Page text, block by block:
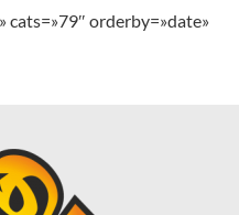
orderby=»date»